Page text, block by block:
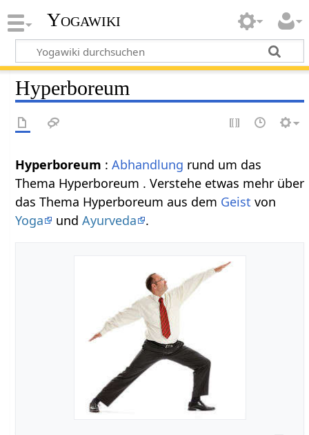
Yogawiki
Hyperboreum
Hyperboreum :Abhandlung rund um das
Thema Hyperboreum . Verstehe etwas mehr über
das Thema Hyperboreum aus dem Geist von
Yoga
undAyurveda .